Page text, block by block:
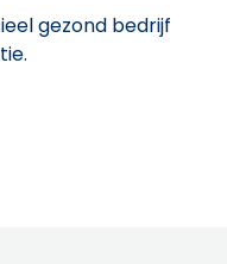
gezond bedrijf